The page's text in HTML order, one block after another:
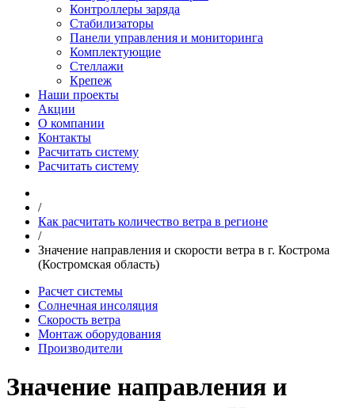
Контроллеры заряда
Стабилизаторы
Панели управления и мониторинга
Комплектующие
Стеллажи
Крепеж
Наши проекты
Акции
О компании
Контакты
Расчитать систему
Расчитать систему
/
Как расчитать количество ветра в регионе
/
Значение направления и скорости ветра в г. Кострома
(Костромская область)
Расчет системы
Солнечная инсоляция
Скорость ветра
Монтаж оборудования
Производители
Значение направления и